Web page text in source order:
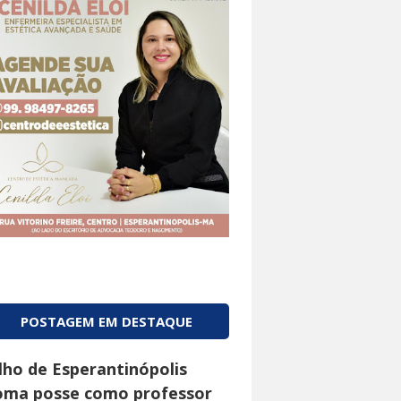
POSTAGEM EM DESTAQUE
de Esperantinópolis
posse como professor